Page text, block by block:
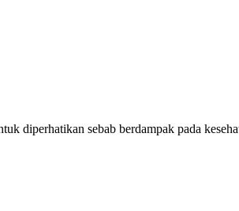
diperhatikan sebab berdampak pada